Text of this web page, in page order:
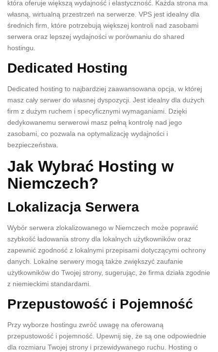
która oferuje większą wydajność i elastyczność. Każda strona ma
własną, wirtualną przestrzeń na serwerze. VPS jest idealny dla
średnich firm, które potrzebują większej kontroli nad zasobami
serwera oraz lepszej wydajności w porównaniu do shared
hostingu.
Dedicated Hosting
Dedicated hosting to najbardziej zaawansowana opcja, w której
masz cały serwer do własnej dyspozycji. Jest idealny dla dużych
firm z dużym ruchem i specyficznymi wymaganiami. Dzięki
dedykowanemu serwerowi masz pełną kontrolę nad jego
zasobami, co pozwala na optymalizację wydajności i
bezpieczeństwa.
Jak Wybrać Hosting w
Niemczech?
Lokalizacja Serwera
Wybór serwera zlokalizowanego w Niemczech może poprawić
szybkość ładowania strony dla lokalnych użytkowników oraz
zapewnić zgodność z lokalnymi przepisami dotyczącymi ochrony
danych. Lokalne serwery mogą także zwiększyć zaufanie
użytkowników do Twojej strony, sugerując, że firma działa zgodnie
z niemieckimi standardami.
Przepustowość i Pojemność
Przy wyborze hostingu zwróć uwagę na oferowaną
przepustowość i pojemność. Upewnij się, że są one odpowiednie
dla rozmiaru Twojej strony i przewidywanego ruchu. Hosting o